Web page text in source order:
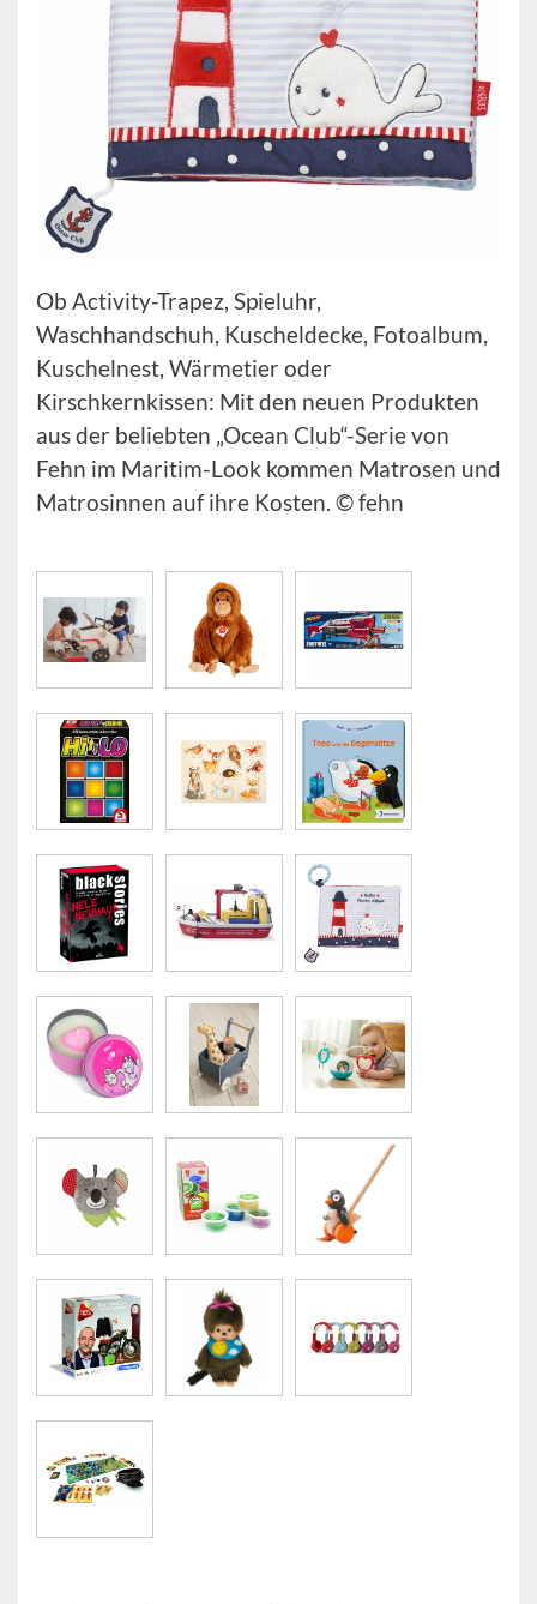
Ob Activity-Trapez, Spieluhr,
Waschhandschuh, Kuscheldecke, Fotoalbum,
Kuschelnest, Wärmetier oder
Kirschkernkissen: Mit den neuen Produkten
aus der beliebten „Ocean Club“-Serie von
Fehn im Maritim-Look kommen Matrosen und
Matrosinnen auf ihre Kosten. © fehn